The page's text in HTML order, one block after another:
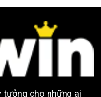
tưởng cho những ai